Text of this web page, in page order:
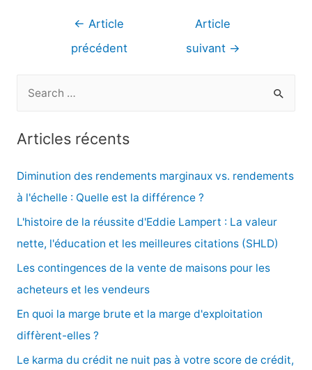
Navigation
l’article
← Article
précédent
Article
suivant →
e
r
c
:
Articles récents
Diminution des rendements marginaux vs. rendements
à l'échelle : Quelle est la différence ?
L'histoire de la réussite d'Eddie Lampert : La valeur
nette, l'éducation et les meilleures citations (SHLD)
Les contingences de la vente de maisons pour les
acheteurs et les vendeurs
En quoi la marge brute et la marge d'exploitation
diffèrent-elles ?
Le karma du crédit ne nuit pas à votre score de crédit,